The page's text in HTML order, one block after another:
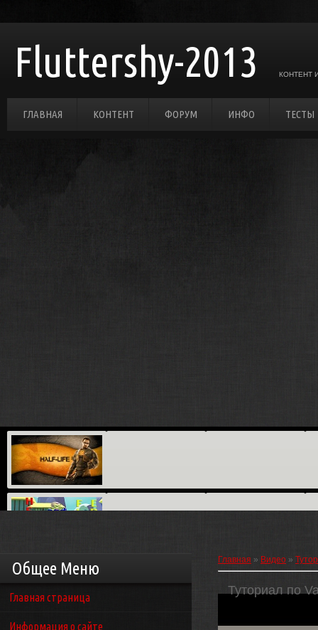
Fluttershy-2013 КОНТЕНТ
ГЛАВНАЯ КОНТЕНТ ФОРУМ ИНФО ТЕСТЫ
Общее Меню
Главная страница
Информация о сайте
Главная » Видео »
Туториал по